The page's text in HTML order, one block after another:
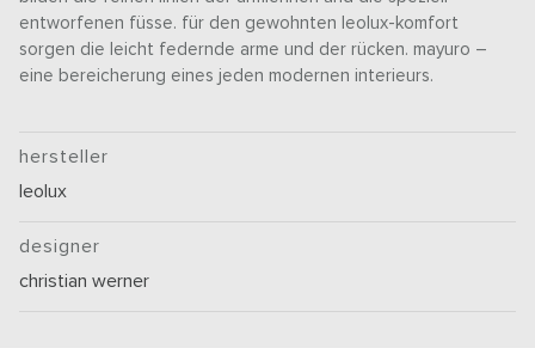
entworfenen füsse. für den gewohnten leolux-komfort
sorgen die leicht federnde arme und der rücken. mayuro –
eine bereicherung eines jeden modernen interieurs.
hersteller
leolux
designer
christian werner